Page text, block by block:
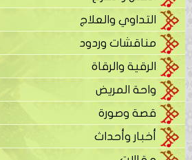
التداوي والعلاج
مناقشات وردود
الرقية والرقاة
واحة المريض
قصة وصورة
أخبار وأحداث